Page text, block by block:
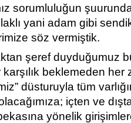
sorumluluğun
yani adam gibi
söz vermiştik.
şeref duyduğumuz
beklemeden her
düsturuyla tüm
içten ve
yönelik